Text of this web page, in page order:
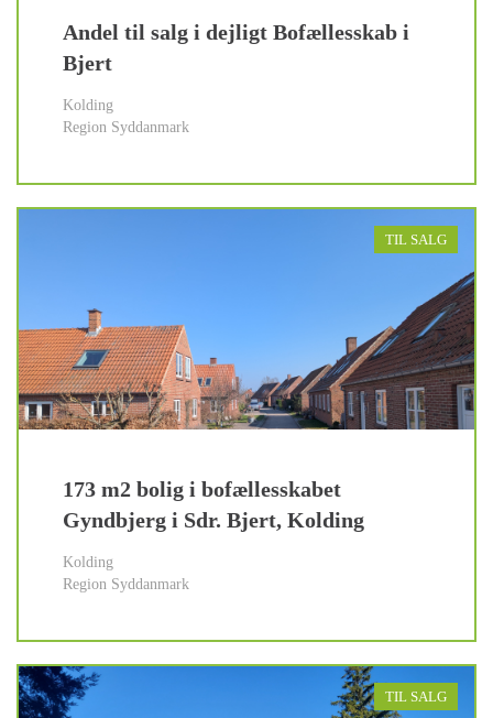
Andel til salg i dejligt Bofællesskab i
Bjert
Kolding
Region Syddanmark
TIL SALG
173 m2 bolig i bofællesskabet
Gyndbjerg i Sdr. Bjert, Kolding
Kolding
Region Syddanmark
TIL SALG